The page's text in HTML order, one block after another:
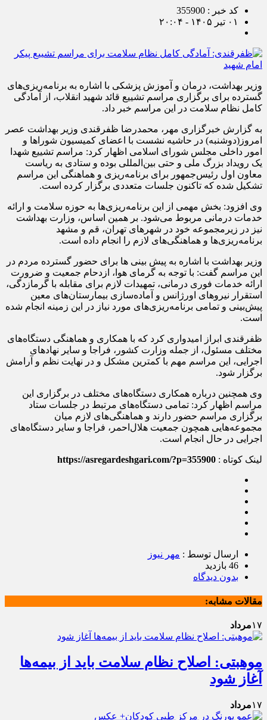
کد خبر : 355900
۰۱ تیر ۱۴۰۵ - ۲۰:۰۴
وزیر بهداشت، درمان و آموزش پزشکی با اشاره به برنامه‌ریزی‌های
گسترده برای برگزاری مراسم تشییع قائد شهید انقلاب، از آمادگی
کامل نظام سلامت در این مراسم خبر داد.
به گزارش خبرگزاری مهر، محمدرضا ظفرقندی وزیر بهداشت عصر
امروز(دوشنبه) در حاشیه نشست با اعضای کمیسیون شوراها و
امور داخلی مجلس شورای اسلامی اظهار کرد: مراسم تشییع شهدا
یک رویداد بزرگ ملی و حتی بین‌المللی بوده و ستادی به ریاست
معاون اول رئیس‌جمهور برای برنامه‌ریزی و هماهنگی این مراسم
تشکیل شده که تاکنون جلسات متعددی برگزار کرده است.
وی افزود: بخش مهمی از این برنامه‌ریزی‌ها به حوزه سلامت و ارائه
خدمات درمانی مربوط می‌شود. بر همین اساس، وزارت بهداشت
نیز در زیرمجموعه خود در شهرهای تهران، قم و مشهد
برنامه‌ریزی‌ها و هماهنگی‌های لازم را انجام داده است.
وزیر بهداشت با اشاره به پیش بینی ها برای حضور گسترده مردم در
این مراسم گفت: با توجه به گرمای هوا، ازدحام جمعیت و ضرورت
ارائه خدمات فوری درمانی، تمهیدات لازم برای مقابله با گرمازدگی،
استقرار نیروهای اورژانس و آماده‌سازی بیمارستان‌های معین
پیش‌بینی و تمامی برنامه‌ریزی‌های مورد نیاز در این زمینه انجام شده
است.
ظفرقندی ابراز امیدواری کرد که با همکاری و هماهنگی دستگاه‌های
مختلف مسئول، از جمله وزارت کشور، فراجا و سایر نهادهای
اجرایی، این مراسم مهم با کمترین مشکل و در نهایت نظم و آرامش
برگزار شود.
وی همچنین درباره همکاری دستگاه‌های مختلف در برگزاری این
مراسم اظهار کرد: تمامی دستگاه‌های مرتبط در جلسات ستاد
برگزاری مراسم حضور دارند و هماهنگی‌های لازم میان
مجموعه‌هایی همچون جمعیت هلال‌احمر، فراجا و سایر دستگاه‌های
اجرایی در حال انجام است.
لینک کوتاه : https://asregardeshgari.com/?p=355900
ارسال توسط : مهر نیوز
46 بازدید
بدون دیدگاه
مقالات مشابه:
۱۷مرداد
موهبتی: اصلاح نظام سلامت باید از بیمه‌ها
آغاز شود
۱۷مرداد